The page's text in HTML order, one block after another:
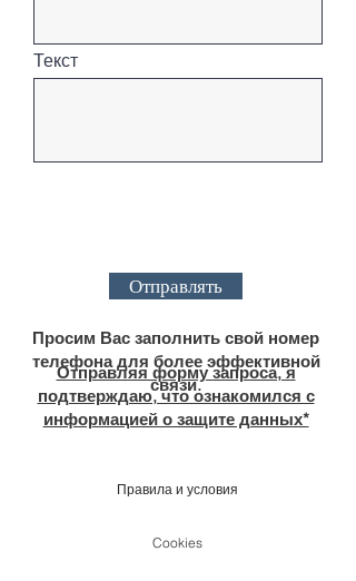
Текст
Отправлять
Просим Вас заполнить свой номер
телефона для более эффективной
связи.
Отправляя форму запроса, я
подтверждаю, что ознакомился с
информацией о защите данных*
Правила и условия
Cookies